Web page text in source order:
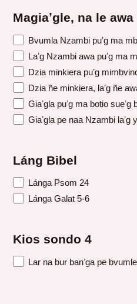
Magiaʼgle, na le awa
Bvumla Nzambi puʼg ma
Laʼg Nzambi awa puʼg ma
Dzia minkiera puʼg
Dzia ñe minkiera, laʼg ñe
Giaʼgla puʼg ma botio
Giaʼgla pe naa Nzambi laʼg
Láng Bibel
Lánga Psom 24
Lánga Galat 5-6
Kios sondo 4
Lar na bur banʼga pe